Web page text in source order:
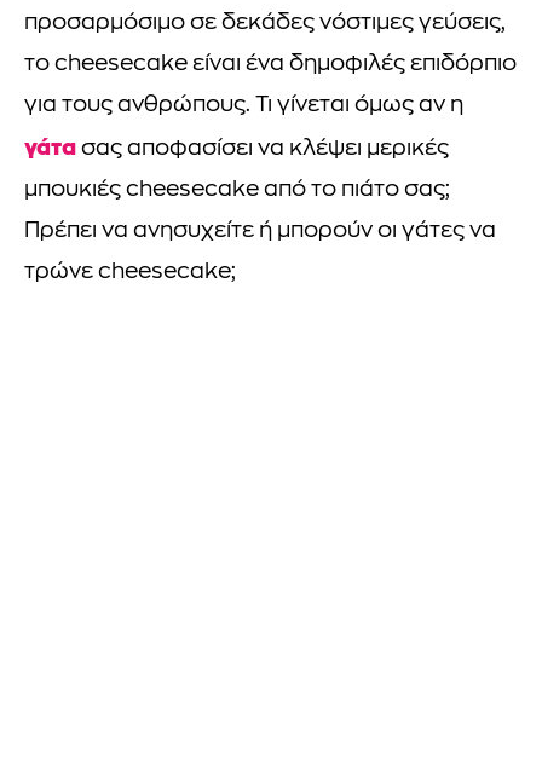
προσαρμόσιμο σε δεκάδες νόστιμες γεύσεις,
το cheesecake είναι ένα δημοφιλές επιδόρπιο
για τους ανθρώπους. Τι γίνεται όμως αν η
γάτα σας αποφασίσει να κλέψει μερικές
μπουκιές cheesecake από το πιάτο σας;
Πρέπει να ανησυχείτε ή μπορούν οι γάτες να
τρώνε cheesecake;